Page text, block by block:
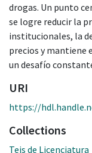
drogas. Un punto
se logre reducir la
institucionales, la
precios y mantiene
un desafío
URI
https://
Collections
Teis de Licenciatura